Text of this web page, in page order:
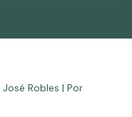
Robles | Por